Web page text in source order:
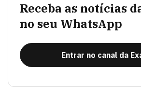
Receba as notícias
no seu WhatsApp
Entrar no canal da